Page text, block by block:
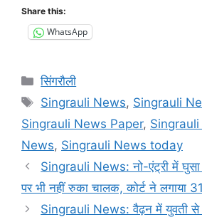
Share this:
WhatsApp
Categories
सिंगरौली
Tags
Singrauli News, Singrauli
Singrauli News Paper,
News, Singrauli News today
Singrauli News: नो-एंट्री में
पर भी नहीं रुका चालक, कोर्ट ने लगाया
Singrauli News: वैढ़न में युवती से